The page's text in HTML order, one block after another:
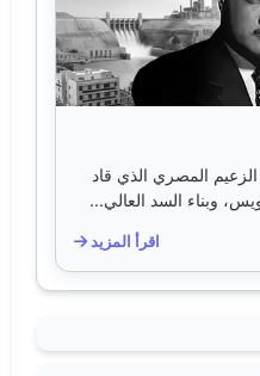
المصري الذي قاد
اقرأ المزيد